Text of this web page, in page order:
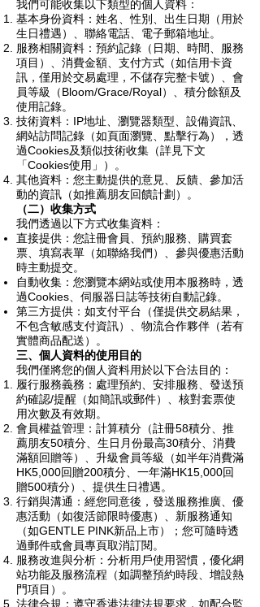
我們可能收集以下類型的個人資料：
基本身份資料：姓名、性別、出生日期（用於
生日禮遇）、聯絡電話、電子郵箱地址。
服務相關資料：預約記錄（日期、時間、服務
項目）、消費金額、支付方式（如信用卡資
訊，僅用於交易處理，不儲存完整卡號）、會
員等級（Bloom/Grace/Royal）、積分餘額及
使用記錄。
技術資料：IP地址、瀏覽器類型、設備資訊、
網站訪問記錄（如頁面瀏覽、點擊行為），透
過Cookies及類似技術收集（詳見下文
「Cookies使用」）。
其他資料：您主動提供的意見、反饋、參加活
動的資訊（如推薦朋友回饋計劃）。
（二）收集方式
我們透過以下方式收集資料：
直接提供：您註冊會員、預約服務、購買套
票、填寫表單（如聯絡我們）、參與優惠活動
時主動提交。
自動收集：您瀏覽本網站或使用本服務時，透
過Cookies、伺服器日誌等技術自動記錄。
第三方提供：如支付平台（僅提供交易結果，
不包含敏感支付資訊）、物流合作夥伴（若有
實體商品配送）。
三、個人資料的使用目的
我們僅將您的個人資料用於以下合法目的：
履行服務義務：處理預約、安排服務、發送預
約確認/提醒（如簡訊或郵件）、核對套票使
用次數及有效期。
會員權益管理：計算積分（註冊58積分、推
薦朋友50積分、生日月份最高30積分、消費
滿額回贈等）、升級會員等級（如半年消費滿
HK5,000回贈200積分、一年滿HK15,000回
贈500積分）、提供生日禮遇。
行銷與溝通：經您同意後，發送服務推廣、優
惠活動（如復活節限時優惠）、新服務通知
（如GENTLE PINK新品上市）；您可隨時透
過郵件或會員專頁取消訂閱。
服務改進與分析：分析用戶使用習慣，優化網
站功能及服務流程（如調整預約時段、增設熱
門項目）。
法律合規：遵守香港法律法規要求，如配合監